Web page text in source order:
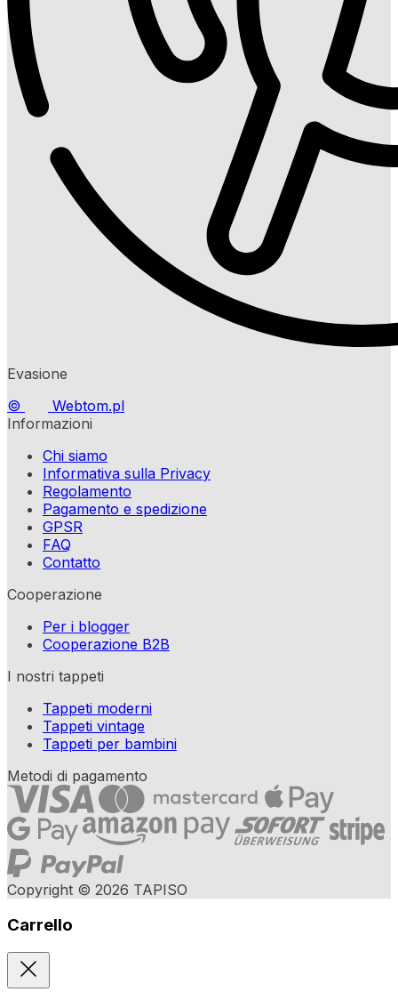
Evasione
©
Webtom.pl
Informazioni
Chi siamo
Informativa sulla Privacy
Regolamento
Pagamento e spedizione
GPSR
FAQ
Contatto
Cooperazione
Per i blogger
Cooperazione B2B
I nostri tappeti
Tappeti moderni
Tappeti vintage
Tappeti per bambini
Metodi di pagamento
Copyright © 2026 TAPISO
Carrello